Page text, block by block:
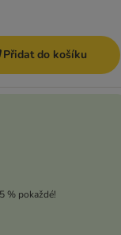
Přidat do košíku
% pokaždé!